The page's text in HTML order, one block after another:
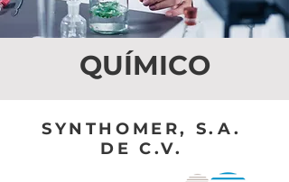
QUÍMICO
SYNTHOMER, S.A.
DE C.V.